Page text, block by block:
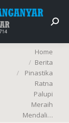
You are here:
Home
Berita
Pinastika
Ratna
Palupi
Meraih
Mendali…